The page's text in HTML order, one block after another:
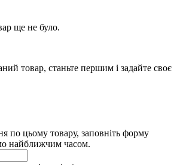
ще не було.
товар, станьте першим і задайте своє
по цьому товару, заповніть форму
найближчим часом.